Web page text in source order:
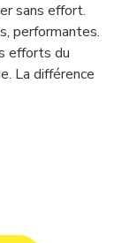
sans effort.
performantes.
efforts du
La différence